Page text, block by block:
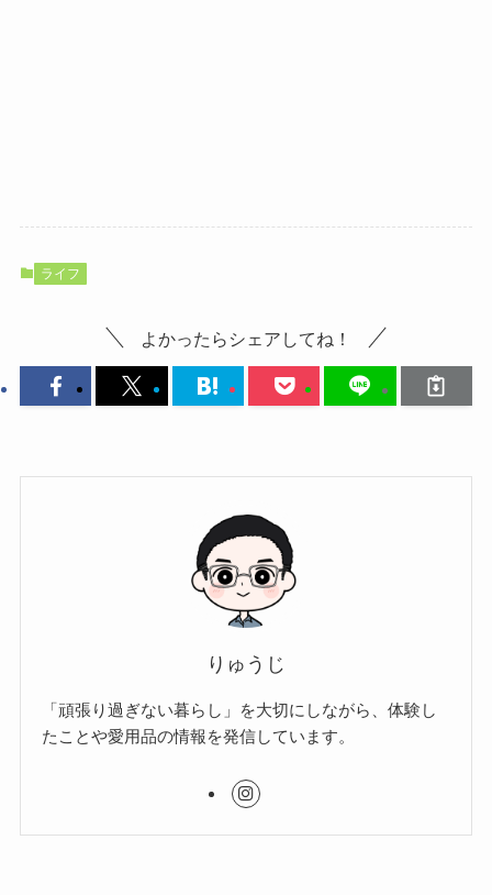
ライフ
よかったらシェアしてね！
りゅうじ
「頑張り過ぎない暮らし」を大切にしながら、体験し
たことや愛用品の情報を発信しています。